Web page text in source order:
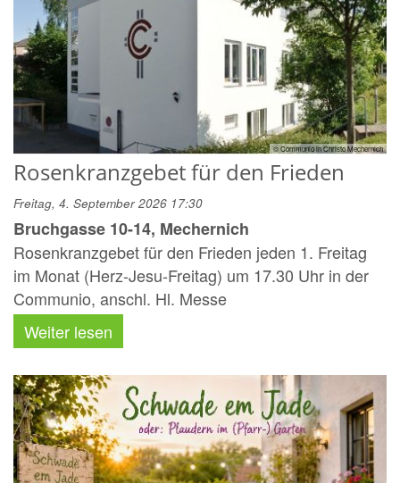
© Communio in Christo Mechernich
Rosenkranzgebet für den Frieden
Freitag, 4. September 2026 17:30
Bruchgasse 10-14, Mechernich
Rosenkranzgebet für den Frieden jeden 1. Freitag
im Monat (Herz-Jesu-Freitag) um 17.30 Uhr in der
Communio, anschl. Hl. Messe
Weiter lesen